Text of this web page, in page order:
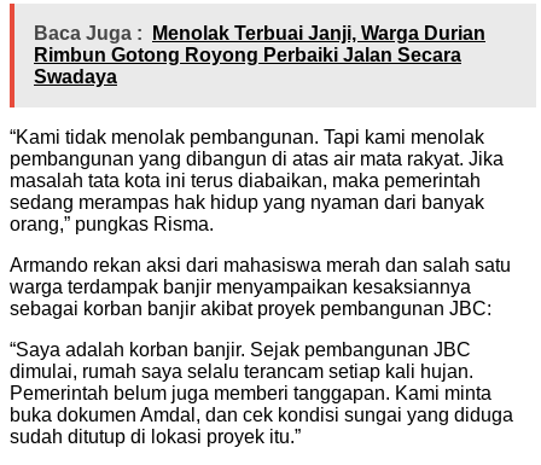
Baca Juga :
Menolak Terbuai Janji, Warga Durian
Rimbun Gotong Royong Perbaiki Jalan Secara
Swadaya
“Kami tidak menolak pembangunan. Tapi kami menolak
pembangunan yang dibangun di atas air mata rakyat. Jika
masalah tata kota ini terus diabaikan, maka pemerintah
sedang merampas hak hidup yang nyaman dari banyak
orang,” pungkas Risma.
Armando rekan aksi dari mahasiswa merah dan salah satu
warga terdampak banjir menyampaikan kesaksiannya
sebagai korban banjir akibat proyek pembangunan JBC:
“Saya adalah korban banjir. Sejak pembangunan JBC
dimulai, rumah saya selalu terancam setiap kali hujan.
Pemerintah belum juga memberi tanggapan. Kami minta
buka dokumen Amdal, dan cek kondisi sungai yang diduga
sudah ditutup di lokasi proyek itu.”